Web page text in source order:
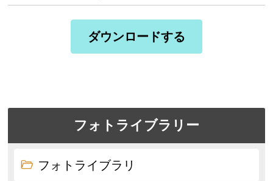
ダウンロードする
フォトライブラリー
フォトライブラリ